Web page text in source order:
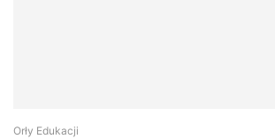
Orły Edukacji